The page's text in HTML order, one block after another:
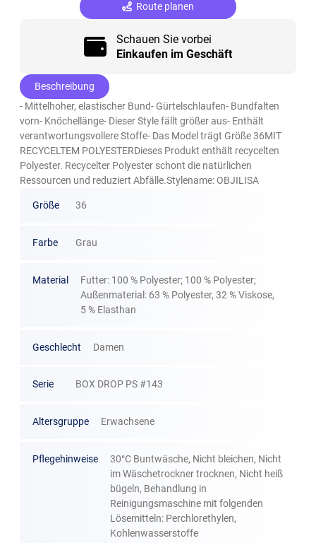
Route planen
Schauen Sie vorbei
Einkaufen im Geschäft
Beschreibung
- Mittelhoher, elastischer Bund- Gürtelschlaufen- Bundfalten
vorn- Knöchellänge- Dieser Style fällt größer aus- Enthält
verantwortungsvollere Stoffe- Das Model trägt Größe 36MIT
RECYCELTEM POLYESTERDieses Produkt enthält recycelten
Polyester. Recycelter Polyester schont die natürlichen
Ressourcen und reduziert Abfälle.Stylename: OBJILISA
Größe 36
Farbe Grau
Material
Futter: 100 % Polyester; 100 % Polyester;
Außenmaterial: 63 % Polyester, 32 % Viskose,
5 % Elasthan
Geschlecht Damen
Serie BOX DROP PS #143
Altersgruppe Erwachsene
Pflegehinweise
30°C Buntwäsche, Nicht bleichen, Nicht
im Wäschetrockner trocknen, Nicht heiß
bügeln, Behandlung in
Reinigungsmaschine mit folgenden
Lösemitteln: Perchlorethylen,
Kohlenwasserstoffe